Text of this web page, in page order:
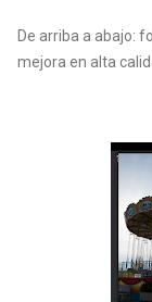
De arriba a abajo:
mejora en alta